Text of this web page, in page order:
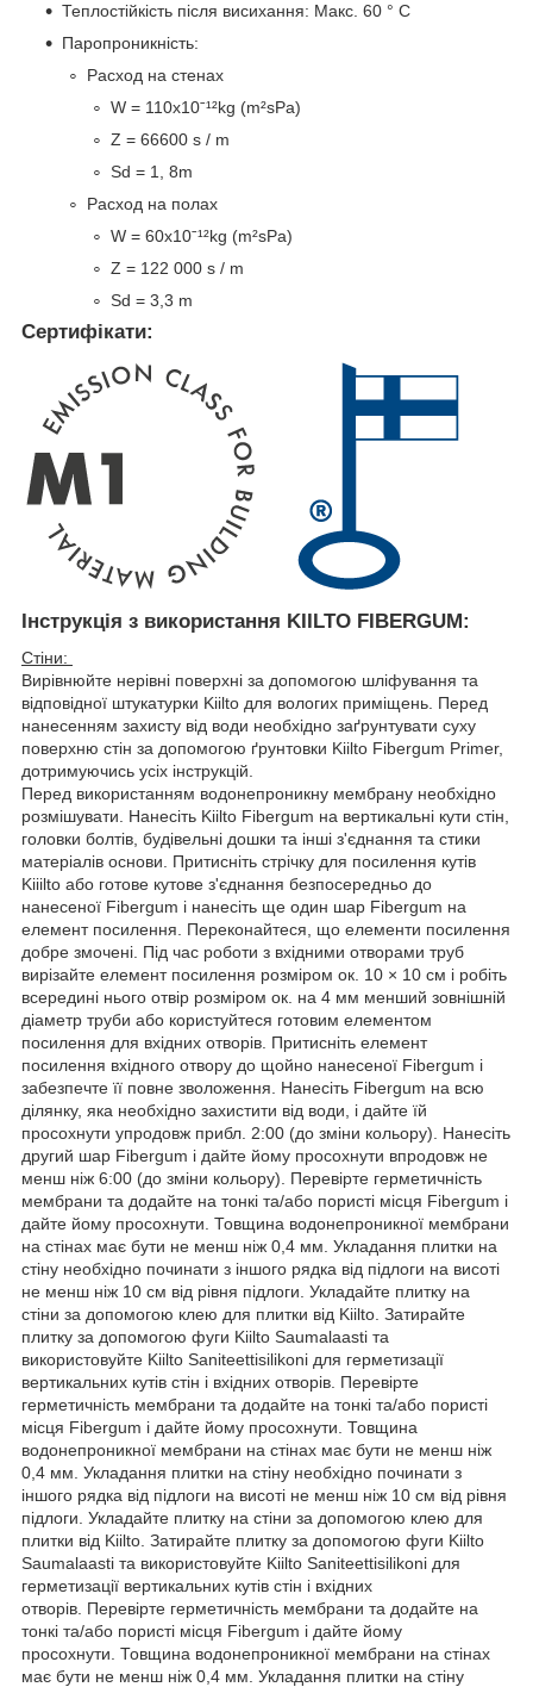
Теплостійкість після висихання: Макс. 60 ° C
Паропроникність:
Расход на стенах
W = 110x10ˉ¹²kg (m²sPa)
Z = 66600 s / m
Sd = 1, 8m
Расход на полах
W = 60x10ˉ¹²kg (m²sPa)
Z = 122 000 s / m
Sd = 3,3 m
Сертифікати:
Інструкція з використання KIILTO FIBERGUM:
Стіни:
Вирівнюйте нерівні поверхні за допомогою шліфування та
відповідної штукатурки Kiilto для вологих приміщень. Перед
нанесенням захисту від води необхідно заґрунтувати суху
поверхню стін за допомогою ґрунтовки Kiilto Fibergum Primer,
дотримуючись усіх інструкцій.
Перед використанням водонепроникну мембрану необхідно
розмішувати. Нанесіть Kiilto Fibergum на вертикальні кути стін,
головки болтів, будівельні дошки та інші з'єднання та стики
матеріалів основи. Притисніть стрічку для посилення кутів
Kiiilto або готове кутове з'єднання безпосередньо до
нанесеної Fibergum і нанесіть ще один шар Fibergum на
елемент посилення. Переконайтеся, що елементи посилення
добре змочені. Під час роботи з вхідними отворами труб
вирізайте елемент посилення розміром ок. 10 × 10 см і робіть
всередині нього отвір розміром ок. на 4 мм менший зовнішній
діаметр труби або користуйтеся готовим елементом
посилення для вхідних отворів. Притисніть елемент
посилення вхідного отвору до щойно нанесеної Fibergum і
забезпечте її повне зволоження. Нанесіть Fibergum на всю
ділянку, яка необхідно захистити від води, і дайте їй
просохнути упродовж прибл. 2:00 (до зміни кольору). Нанесіть
другий шар Fibergum і дайте йому просохнути впродовж не
менш ніж 6:00 (до зміни кольору). Перевірте герметичність
мембрани та додайте на тонкі та/або пористі місця Fibergum і
дайте йому просохнути. Товщина водонепроникної мембрани
на стінах має бути не менш ніж 0,4 мм. Укладання плитки на
стіну необхідно починати з іншого рядка від підлоги на висоті
не менш ніж 10 см від рівня підлоги. Укладайте плитку на
стіни за допомогою клею для плитки від Kiilto. Затирайте
плитку за допомогою фуги Kiilto Saumalaasti та
використовуйте Kiilto Saniteettisilikoni для герметизації
вертикальних кутів стін і вхідних отворів. Перевірте
герметичність мембрани та додайте на тонкі та/або пористі
місця Fibergum і дайте йому просохнути. Товщина
водонепроникної мембрани на стінах має бути не менш ніж
0,4 мм. Укладання плитки на стіну необхідно починати з
іншого рядка від підлоги на висоті не менш ніж 10 см від рівня
підлоги. Укладайте плитку на стіни за допомогою клею для
плитки від Kiilto. Затирайте плитку за допомогою фуги Kiilto
Saumalaasti та використовуйте Kiilto Saniteettisilikoni для
герметизації вертикальних кутів стін і вхідних
отворів. Перевірте герметичність мембрани та додайте на
тонкі та/або пористі місця Fibergum і дайте йому
просохнути. Товщина водонепроникної мембрани на стінах
має бути не менш ніж 0,4 мм. Укладання плитки на стіну